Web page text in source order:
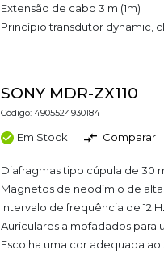
Extensão de cabo 3 m (1m)
Princípio transdutor dynamic,
SONY MDR-ZX110
Código: 4905524930184
Em Stock Comparar
Diafragmas tipo cúpula de 30
Magnetos de neodímio de
Intervalo de frequência de 12
Auriculares almofadados
Escolha uma cor adequada ao